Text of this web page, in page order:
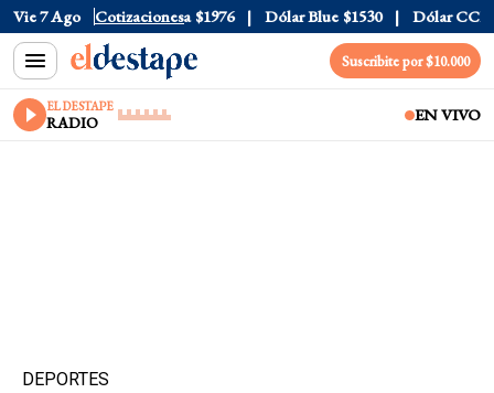
Vie 7 Ago Cotizaciones
$1520 Dólar Tarjeta $1976 Dólar Blue $1530 Dólar CCL
Suscribite por $10.000
EL DESTAPE
RADIO EN VIVO
DEPORTES